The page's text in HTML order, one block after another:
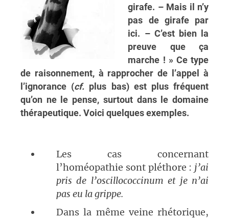
girafe. – Mais il n’y
pas de girafe par
ici. – C’est bien la
preuve que ça
marche ! » Ce type
de raisonnement, à rapprocher de l’appel à
l’ignorance (cf. plus bas) est plus fréquent
qu’on ne le pense, surtout dans le domaine
thérapeutique. Voici quelques exemples.
Les cas concernant
l’homéopathie sont pléthore : j’ai
pris de l’oscillococcinum et je n’ai
pas eu la grippe.
Dans la même veine rhétorique,